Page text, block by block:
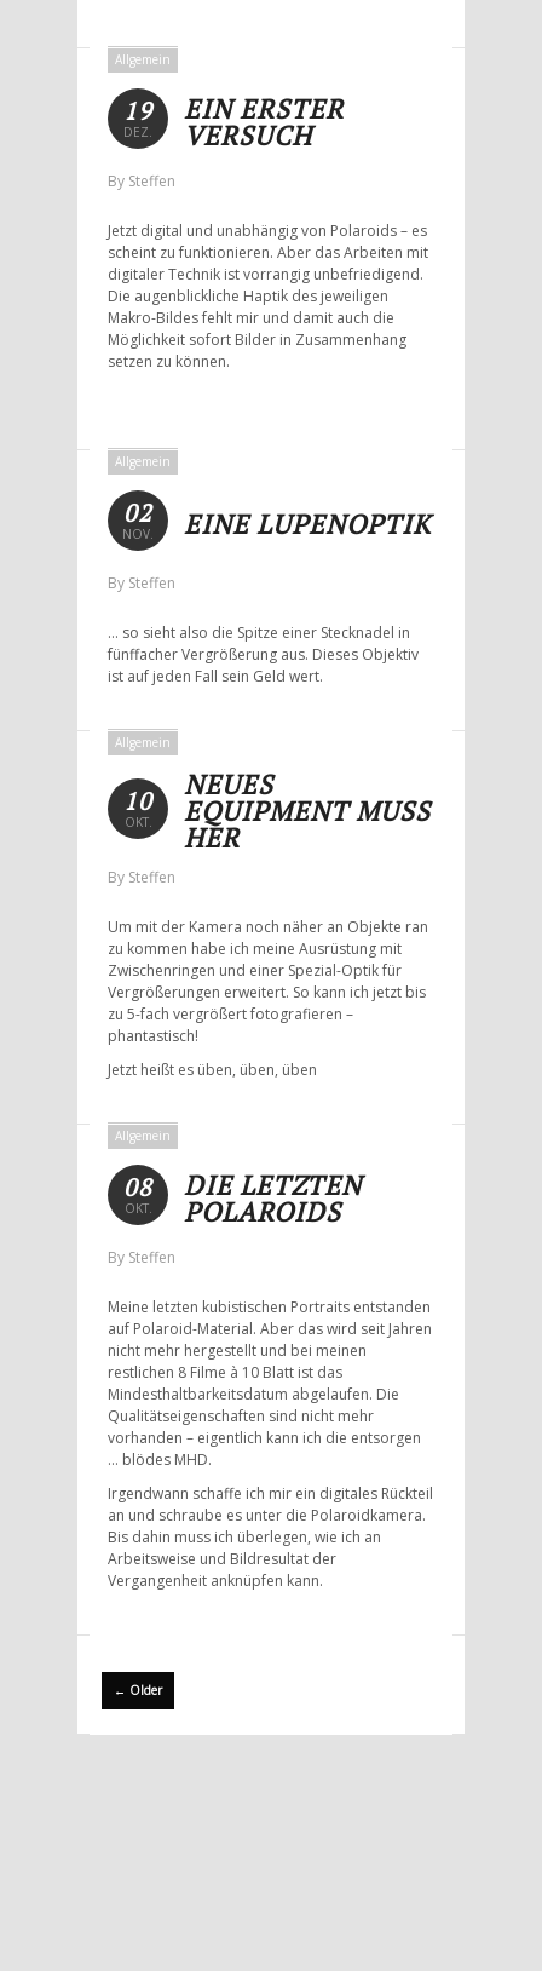
Allgemein
19
DEZ.
EIN ERSTER
VERSUCH
By Steffen
Jetzt digital und unabhängig von Polaroids – es
scheint zu funktionieren. Aber das Arbeiten mit
digitaler Technik ist vorrangig unbefriedigend.
Die augenblickliche Haptik des jeweiligen
Makro-Bildes fehlt mir und damit auch die
Möglichkeit sofort Bilder in Zusammenhang
setzen zu können.
Allgemein
02
NOV. EINE LUPENOPTIK
By Steffen
… so sieht also die Spitze einer Stecknadel in
fünffacher Vergrößerung aus. Dieses Objektiv
ist auf jeden Fall sein Geld wert.
Allgemein
10
OKT.
NEUES
EQUIPMENT MUSS
HER
By Steffen
Um mit der Kamera noch näher an Objekte ran
zu kommen habe ich meine Ausrüstung mit
Zwischenringen und einer Spezial-Optik für
Vergrößerungen erweitert. So kann ich jetzt bis
zu 5-fach vergrößert fotografieren –
phantastisch!
Jetzt heißt es üben, üben, üben
Allgemein
08
OKT.
DIE LETZTEN
POLAROIDS
By Steffen
Meine letzten kubistischen Portraits entstanden
auf Polaroid-Material. Aber das wird seit Jahren
nicht mehr hergestellt und bei meinen
restlichen 8 Filme à 10 Blatt ist das
Mindesthaltbarkeitsdatum abgelaufen. Die
Qualitätseigenschaften sind nicht mehr
vorhanden – eigentlich kann ich die entsorgen
… blödes MHD.
Irgendwann schaffe ich mir ein digitales Rückteil
an und schraube es unter die Polaroidkamera.
Bis dahin muss ich überlegen, wie ich an
Arbeitsweise und Bildresultat der
Vergangenheit anknüpfen kann.
← Older